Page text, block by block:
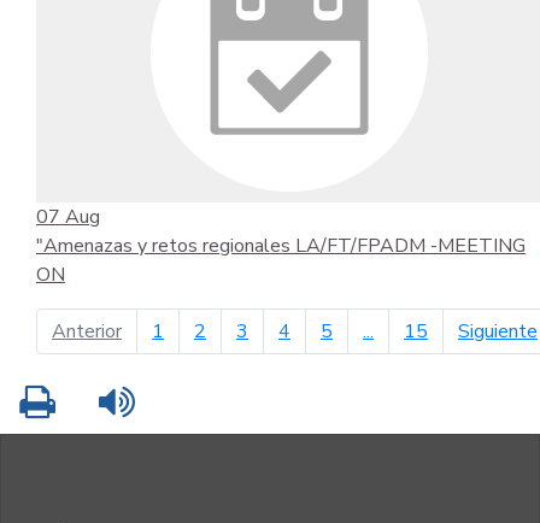
07 Aug
"Amenazas y retos regionales LA/FT/FPADM -MEETING
ON
Anteriorpágina anterior
1 2 3 4 5 ... 15 Siguiente
Imprimir